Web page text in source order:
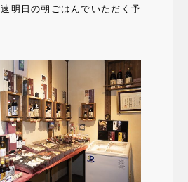
明日の朝ごはんでいただく予